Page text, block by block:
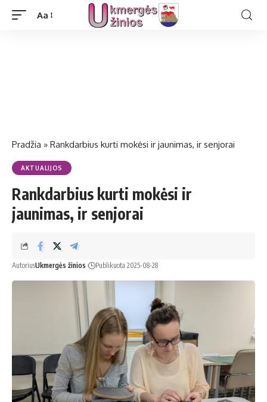
Aa
Pradžia » Rankdarbius kurti mokėsi ir jaunimas, ir senjorai
AKTUALIJOS
Rankdarbius kurti mokėsi ir
jaunimas, ir senjorai
AutoriusUkmergės žinios Publikuota 2025-08-28